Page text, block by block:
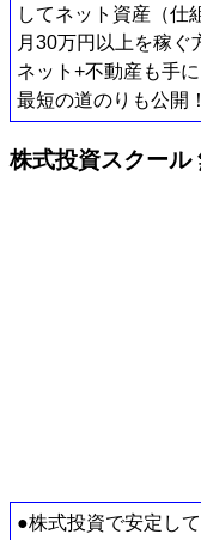
してネット資産（仕
月30万円以上を稼ぐ
ネット+不動産も手
最短の道のりも公開
株式投資スクール
●株式投資で安定し